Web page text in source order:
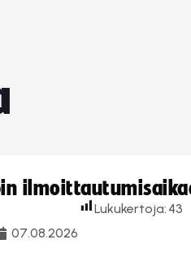
07.08.2026
Lukukertoja: 43